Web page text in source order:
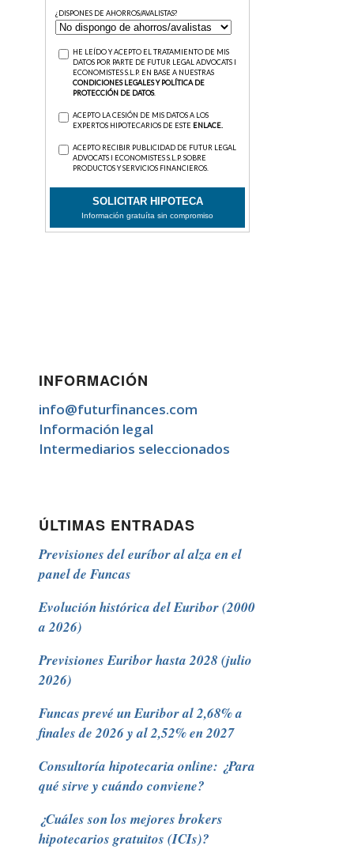
INFORMACIÓN
info@futurfinances.com
Información legal
Intermediarios seleccionados
ÚLTIMAS ENTRADAS
Previsiones del euríbor al alza en el
panel de Funcas
Evolución histórica del Euribor (2000
a 2026)
Previsiones Euribor hasta 2028 (julio
2026)
Funcas prevé un Euribor al 2,68% a
finales de 2026 y al 2,52% en 2027
Consultoría hipotecaria online: ¿Para
qué sirve y cuándo conviene?
¿Cuáles son los mejores brokers
hipotecarios gratuitos (ICIs)?